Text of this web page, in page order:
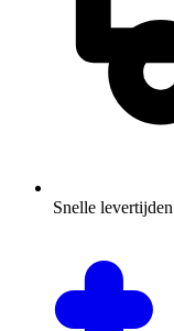
Snelle levertijden